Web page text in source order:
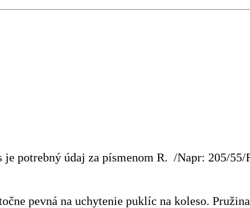
potrebný údaj za písmenom R. /Napr: 205/
pevná na uchytenie puklíc na koleso.